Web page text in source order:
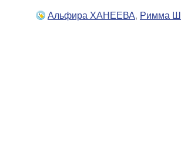
Альфира ХАНЕЕВА, Римма